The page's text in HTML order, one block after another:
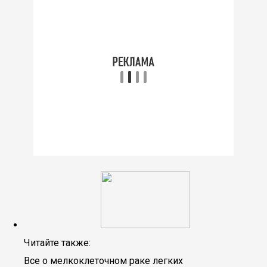
Читайте также:
Все о мелкоклеточном раке легких